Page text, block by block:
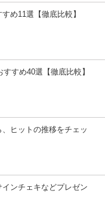
め11選【徹底比較】
すめ40選【徹底比較】
ヒットの推移をチェッ
ンチェキなどプレゼン